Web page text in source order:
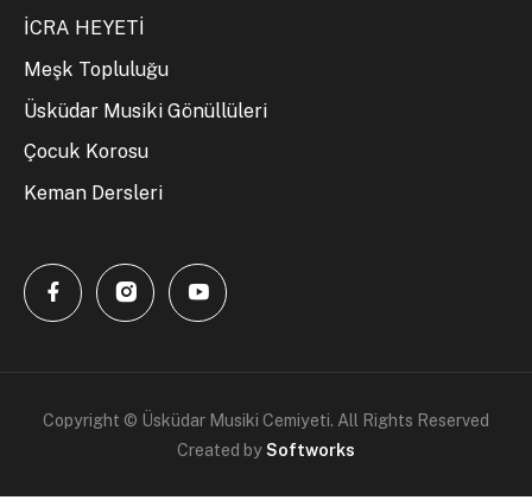
İCRA HEYETİ
Meşk Topluluğu
Üsküdar Musiki Gönüllüleri
Çocuk Korosu
Keman Dersleri
Copyright © Üsküdar Musiki Cemiyeti. All Rights Reserved
Created bySoftworks